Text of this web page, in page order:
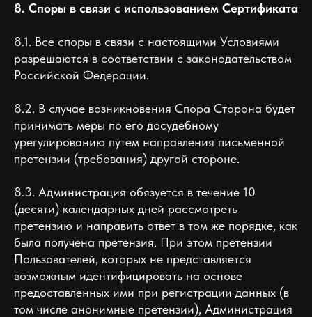
8. Споры в связи с использованием Сертификата
8.1. Все споры в связи с настоящими Условиями
разрешаются в соответствии с законодательством
Российской Федерации.
8.2. В случае возникновения Спора Сторона будет
принимать меры по его досудебному
урегулированию путем направления письменной
претензии (требования) другой стороне.
8.3. Администрация обязуется в течение 10
(десяти) календарных дней рассмотреть
претензию и направить ответ в том же порядке, как
была получена претензия. При этом претензии
Пользователей, которых не представляется
возможным идентифицировать на основе
предоставленных ими при регистрации данных (в
том числе анонимные претензии), Администрация